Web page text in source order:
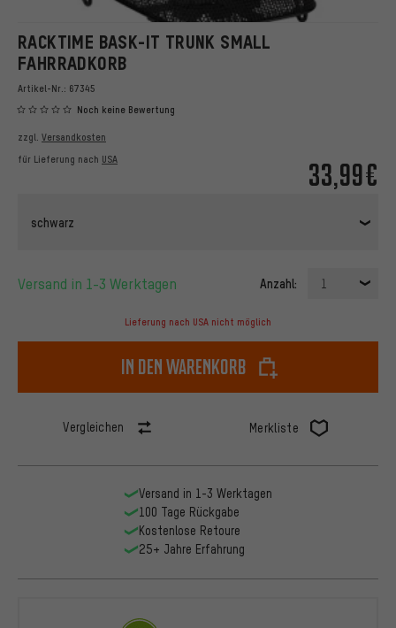
RACKTIME BASK-IT TRUNK SMALL
FAHRRADKORB
Artikel-Nr.: 67345
Noch keine Bewertung
33,99€
zzgl. Versandkosten
für Lieferung nach USA
schwarz
Versand in 1-3 Werktagen Anzahl: 1
Lieferung nach USA nicht möglich
In den Warenkorb
Vergleichen Merkliste
Versand in 1-3 Werktagen
100 Tage Rückgabe
Kostenlose Retoure
25+ Jahre Erfahrung